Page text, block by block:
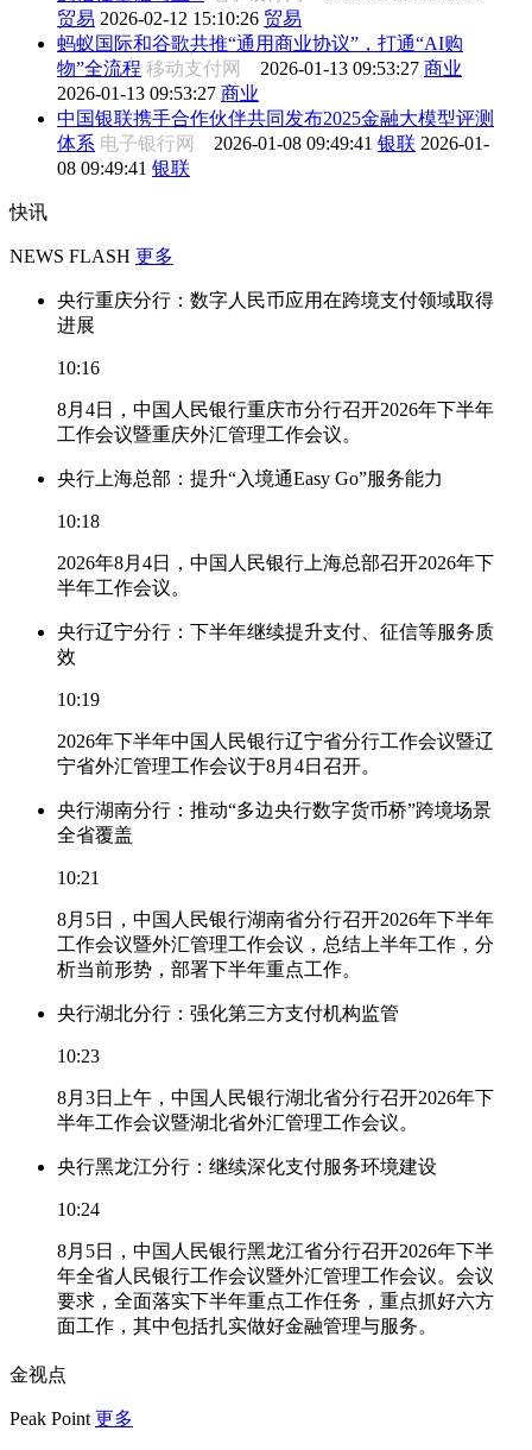
贸易 2026-02-12 15:10:26 贸易
蚂蚁国际和谷歌共推“通用商业协议”，打通“AI购
物”全流程 移动支付网 2026-01-13 09:53:27 商业
2026-01-13 09:53:27 商业
中国银联携手合作伙伴共同发布2025金融大模型评测
体系 电子银行网 2026-01-08 09:49:41 银联 2026-01-
08 09:49:41 银联
快讯
NEWS FLASH 更多
央行重庆分行：数字人民币应用在跨境支付领域取得
进展
10:16
8月4日，中国人民银行重庆市分行召开2026年下半年
工作会议暨重庆外汇管理工作会议。
央行上海总部：提升“入境通Easy Go”服务能力
10:18
2026年8月4日，中国人民银行上海总部召开2026年下
半年工作会议。
央行辽宁分行：下半年继续提升支付、征信等服务质
效
10:19
2026年下半年中国人民银行辽宁省分行工作会议暨辽
宁省外汇管理工作会议于8月4日召开。
央行湖南分行：推动“多边央行数字货币桥”跨境场景
全省覆盖
10:21
8月5日，中国人民银行湖南省分行召开2026年下半年
工作会议暨外汇管理工作会议，总结上半年工作，分
析当前形势，部署下半年重点工作。
央行湖北分行：强化第三方支付机构监管
10:23
8月3日上午，中国人民银行湖北省分行召开2026年下
半年工作会议暨湖北省外汇管理工作会议。
央行黑龙江分行：继续深化支付服务环境建设
10:24
8月5日，中国人民银行黑龙江省分行召开2026年下半
年全省人民银行工作会议暨外汇管理工作会议。会议
要求，全面落实下半年重点工作任务，重点抓好六方
面工作，其中包括扎实做好金融管理与服务。
金视点
Peak Point 更多